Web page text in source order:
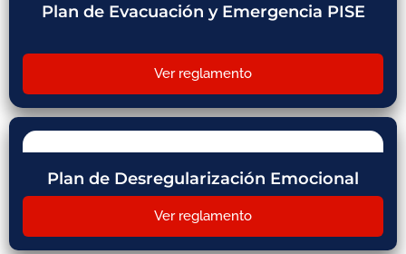
Plan de Evacuación y Emergencia PISE
Ver reglamento
Plan de Desregularización Emocional
Ver reglamento